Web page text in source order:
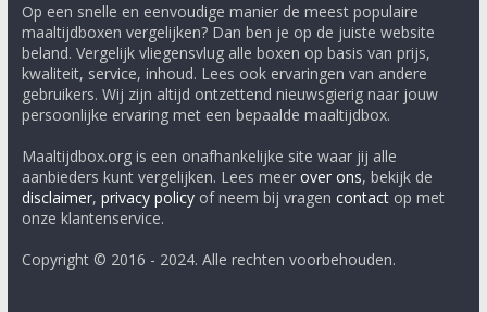
Op een snelle en eenvoudige manier de meest populaire
maaltijdboxen vergelijken? Dan ben je op de juiste website
beland. Vergelijk vliegensvlug alle boxen op basis van prijs,
kwaliteit, service, inhoud. Lees ook ervaringen van andere
gebruikers. Wij zijn altijd ontzettend nieuwsgierig naar jouw
persoonlijke ervaring met een bepaalde maaltijdbox.
Maaltijdbox.org is een onafhankelijke site waar jij alle
aanbieders kunt vergelijken. Lees meer over ons, bekijk de
disclaimer, privacy policyof neem bij vragen contactop met
onze klantenservice.
Copyright © 2016 - 2024. Alle rechten voorbehouden.